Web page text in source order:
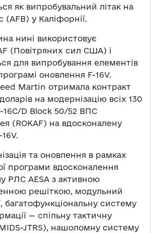
як випробувальний літак на
(AFB) у Каліфорнії.
нині використовує
(Повітряних сил США) і
для випробування елементів
оновлення F-16V.
Martin отримала контракт
на модернізацію всіх 130
16C/D Block 50/52 ВПС
(ROKAF) на вдосконалену
та оновлення в рамках
програми вдосконалення
РЛС AESA з активною
решіткою, модульний
багатофункціональну систему
— спільну тактичну
JTRS), нашоломну систему